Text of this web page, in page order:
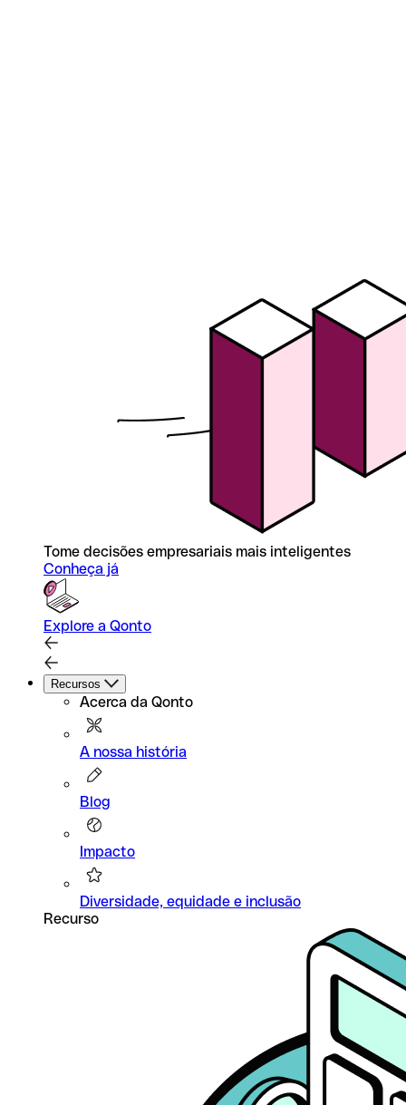
Tome decisões empresariais mais inteligentes
Conheça já
Explore a Qonto
Recursos
Acerca da Qonto
A nossa história
Blog
Impacto
Diversidade, equidade e inclusão
Recurso